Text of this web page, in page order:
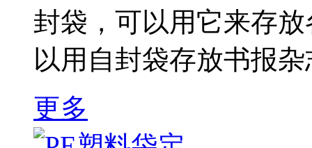
封袋，可以用它来存
以用自封袋存放书报
更多